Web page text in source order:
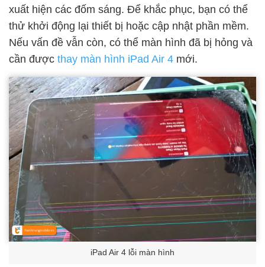
xuất hiện các đốm sáng. Để khắc phục, bạn có thể
thử khởi động lại thiết bị hoặc cập nhật phần mềm.
Nếu vấn đề vẫn còn, có thể màn hình đã bị hỏng và
cần được thay màn hình iPad Air 4 mới.
iPad Air 4 lỗi màn hình